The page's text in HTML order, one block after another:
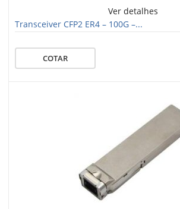
Ver detalhes
Transceiver CFP2 ER4 – 100G –...
COTAR